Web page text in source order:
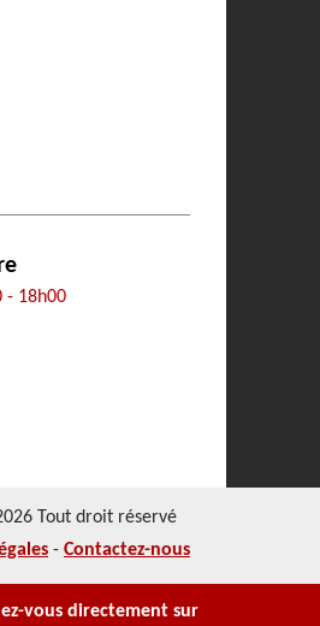
vous directement sur
- 18h00
Tout droit réservé
- Contactez-nous